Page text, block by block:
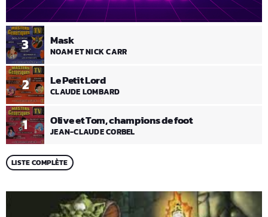
1 Olive et Tom, champions de foot
JEAN-CLAUDE CORBEL
2 Le Petit Lord
CLAUDE LOMBARD
3 Mask
NOAM ET NICK CARR
LISTE COMPLÈTE